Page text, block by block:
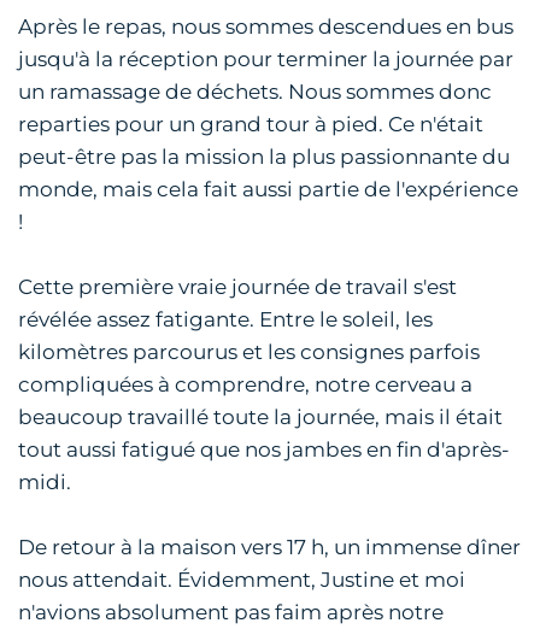
Après le repas, nous sommes descendues en bus
jusqu'à la réception pour terminer la journée par
un ramassage de déchets. Nous sommes donc
reparties pour un grand tour à pied. Ce n'était
peut-être pas la mission la plus passionnante du
monde, mais cela fait aussi partie de l'expérience
!
Cette première vraie journée de travail s'est
révélée assez fatigante. Entre le soleil, les
kilomètres parcourus et les consignes parfois
compliquées à comprendre, notre cerveau a
beaucoup travaillé toute la journée, mais il était
tout aussi fatigué que nos jambes en fin d'après-
midi.
De retour à la maison vers 17 h, un immense dîner
nous attendait. Évidemment, Justine et moi
n'avions absolument pas faim après notre